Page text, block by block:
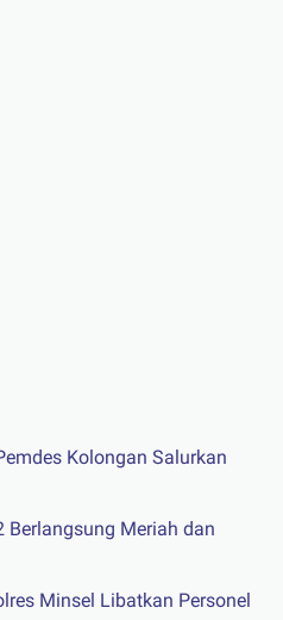
Kolongan Salurkan
Berlangsung Meriah dan
Minsel Libatkan Personel